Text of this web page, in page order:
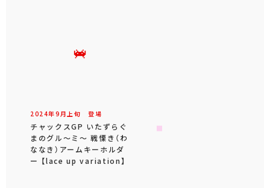
2024年9 月 上旬 登場
チャックスGP いたずらぐ
まのグル～ミ～ 戦慄き（わ
ななき）アームキーホルダ
ー 【lace up variation】